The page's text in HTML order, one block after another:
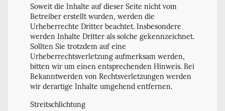
Soweit die Inhalte auf dieser Seite nicht vom
Betreiber erstellt wurden, werden die
Urheberrechte Dritter beachtet. Insbesondere
werden Inhalte Dritter als solche gekennzeichnet.
Sollten Sie trotzdem auf eine
Urheberrechtsverletzung aufmerksam werden,
bitten wir um einen entsprechenden Hinweis. Bei
Bekanntwerden von Rechtsverletzungen werden
wir derartige Inhalte umgehend entfernen.
Streitschlichtung